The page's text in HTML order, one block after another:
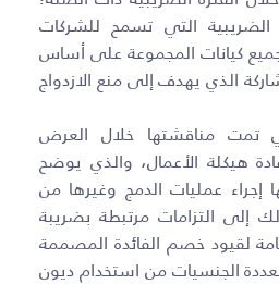
التي تسمح للشركات
كيانات المجموعة على أساس
الذي يهدف إلى منع الازدواج
تمت مناقشتها خلال العرض
هيكلة الأعمال، والذي يوضح
عمليات الدمج وغيرها من
إلى التزامات مرتبطة بضريبة
لقيود خصم الفائدة المصممة
الجنسيات من استخدام ديون